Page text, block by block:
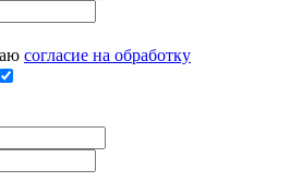
согласие на обработку